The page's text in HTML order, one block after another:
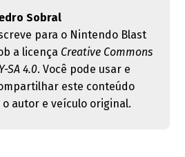
Sobral
para o Nintendo Blast
a licença Creative Commons
SA 4.0. Você pode usar e
este conteúdo
autor e veículo original.